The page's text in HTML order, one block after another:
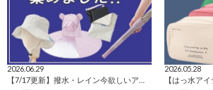
2026.06.29
2026.05.28